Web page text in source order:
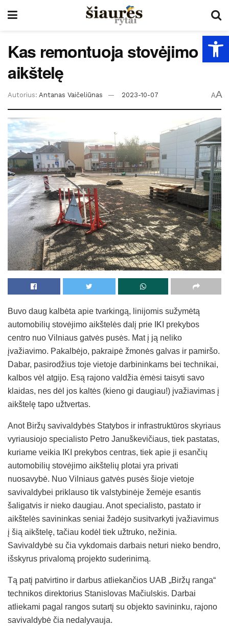
Kas remontuoja stovėjimo
aikštelę
Autorius: Antanas Vaičeliūnas 2023-10-07 AA
Buvo daug kalbėta apie tvarkingą, linijomis sužymėtą
automobilių stovėjimo aikštelės dalį prie IKI prekybos
centro nuo Vilniaus gatvės pusės. Mat į ją neliko
įvažiavimo. Pakalbėjo, pakraipė žmonės galvas ir pamiršo.
Dabar, pasirodžius toje vietoje darbininkams bei technikai,
kalbos vėl atgijo. Esą rajono valdžia ėmėsi taisyti savo
klaidas, nes dėl jos kaltės (kieno gi daugiau!) įvažiavimas į
aikštelę tapo užtvertas.
Anot Biržų savivaldybės Statybos ir infrastruktūros skyriaus
vyriausiojo specialisto Petro Januškevičiaus, tiek pastatas,
kuriame veikia IKI prekybos centras, tiek apie ji esančių
automobilių stovėjimo aikštelių plotai yra privati
nuosavybė. Nuo Vilniaus gatvės pusės šioje vietoje
savivaldybei priklauso tik valstybinėje žemėje esantis
šaligatvis ir nieko daugiau. Anot specialisto, pastato ir
aikštelės savininkas seniai žadėjo susitvarkyti įvažiavimus
į šią aikštelę, tačiau kodėl tiek užtruko, nežinia.
Savivaldybė su čia vykdomais darbais neturi nieko bendro,
išskyrus privalomą projekto suderinimą.
Tą patį patvirtino ir darbus atliekančios UAB „Biržų ranga“
technikos direktorius Stanislovas Mačiulskis. Darbai
atliekami pagal rangos sutartį su objekto savininku, rajono
savivaldybė čia nedalyvauja.